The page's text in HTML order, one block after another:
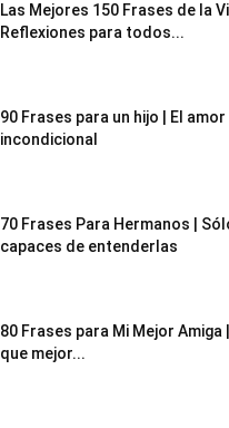
Las Mejores 150 Frases de la
Reflexiones para todos...
90 Frases para un hijo | El amor
incondicional
70 Frases Para Hermanos |
capaces de entenderlas
80 Frases para Mi Mejor Amiga
que mejor...